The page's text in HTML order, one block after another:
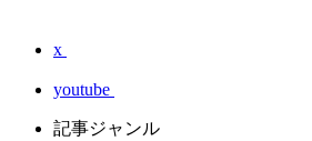
x
youtube
記事ジャンル